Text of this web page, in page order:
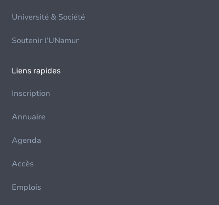
Université & Société
Soutenir l'UNamur
Liens rapides
Inscription
Annuaire
Agenda
Accès
Emplois